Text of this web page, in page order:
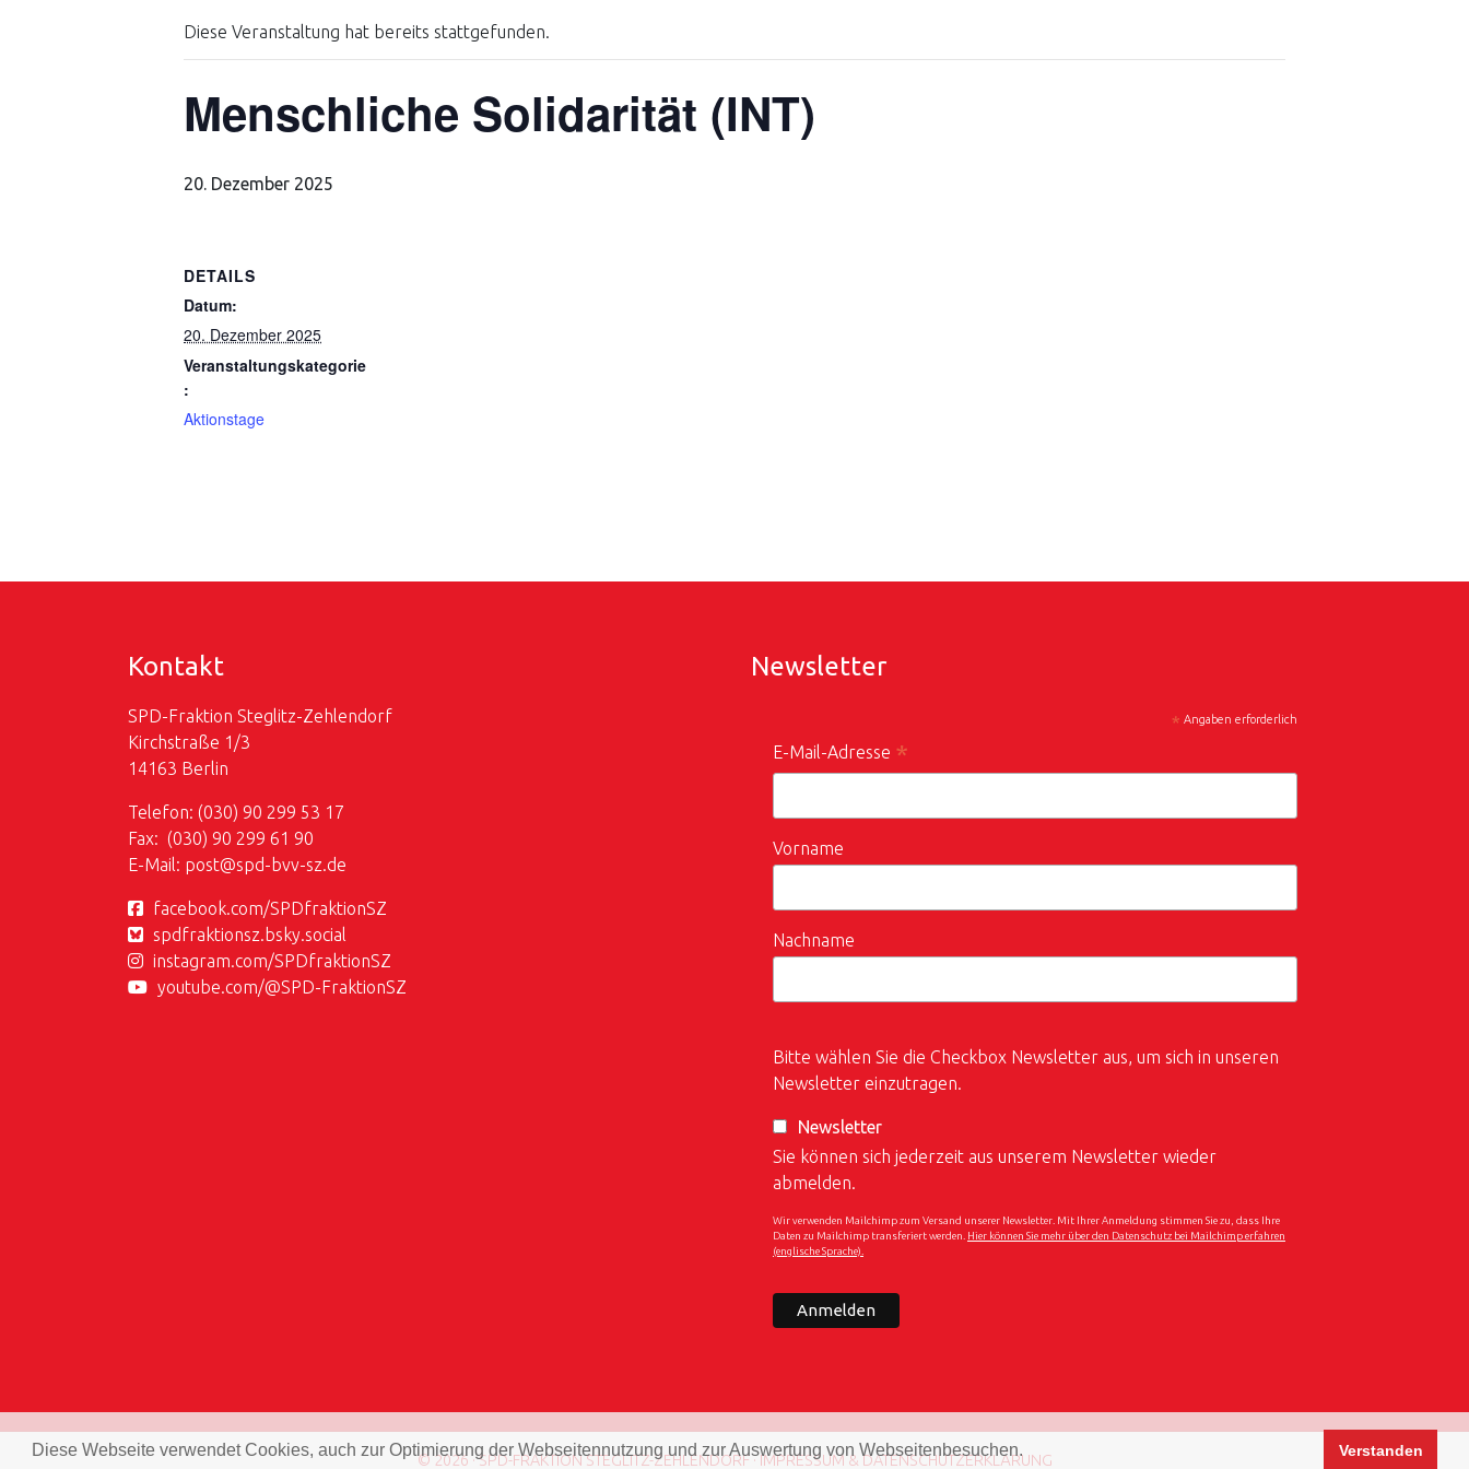
Diese Webseite verwendet Cookies, auch zur Optimierung der Webseitennutzung und zur Auswertung von Webseitenbesuchen. Verstanden
Diese Veranstaltung hat bereits stattgefunden.
Menschliche Solidarität (INT)
20. Dezember 2025
DETAILS
Datum:
20. Dezember 2025
Veranstaltungskategorie
:
Aktionstage
Kontakt
SPD-Fraktion Steglitz-Zehlendorf
Kirchstraße 1/3
14163 Berlin
Telefon: (030) 90 299 53 17
Fax: (030) 90 299 61 90
E-Mail: post@spd-bvv-sz.de
facebook.com/SPDfraktionSZ
spdfraktionsz.bsky.social
instagram.com/SPDfraktionSZ
youtube.com/@SPD-FraktionSZ
Newsletter
* Angaben erforderlich
E-Mail-Adresse *
Vorname
Nachname
Bitte wählen Sie die Checkbox Newsletter aus, um sich in unseren
Newsletter einzutragen.
Newsletter
Sie können sich jederzeit aus unserem Newsletter wieder
abmelden.
Wir verwenden Mailchimp zum Versand unserer Newsletter. Mit Ihrer Anmeldung stimmen Sie zu, dass Ihre
Daten zu Mailchimp transferiert werden. Hier können Sie mehr über den Datenschutz bei Mailchimp erfahren
(englische Sprache).
© 2026 · SPD-FRAKTION STEGLITZ-ZEHLENDORF ·IMPRESSUM & DATENSCHUTZERKLÄRUNG